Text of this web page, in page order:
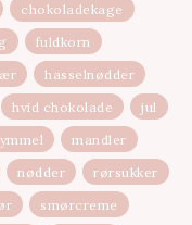
chokoladekage
fuldkorn
hasselnødder
hvid chokolade
jul
mandler
nødder
rørsukker
smørcreme